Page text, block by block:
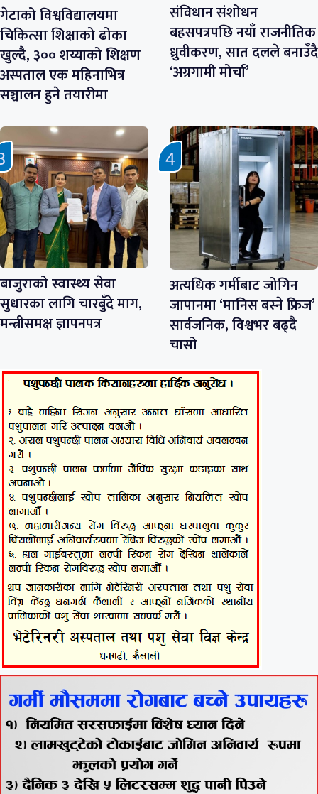
गेटाको विश्वविद्यालयमा
चिकित्सा शिक्षाको ढोका
खुल्दै, ३०० शय्याको शिक्षण
अस्पताल एक महिनाभित्र
सञ्चालन हुने तयारीमा
संविधान संशोधन
बहसपत्रपछि नयाँ राजनीतिक
ध्रुवीकरण, सात दलले बनाउँदै
‘अग्रगामी मोर्चा’
बाजुराको स्वास्थ्य सेवा
सुधारका लागि चारबुँदे माग,
मन्त्रीसमक्ष ज्ञापनपत्र
अत्यधिक गर्मीबाट जोगिन
जापानमा ‘मानिस बस्ने फ्रिज’
सार्वजनिक, विश्वभर बढ्दै
चासो